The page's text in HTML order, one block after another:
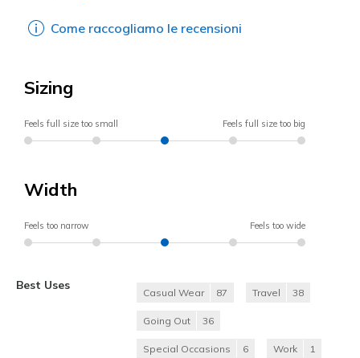
Come raccogliamo le recensioni
Sizing
Feels full size too small Feels full size too big
Width
Feels too narrow Feels too wide
Best Uses
Casual Wear 87 Travel 38
Going Out 36
Special Occasions 6 Work 1